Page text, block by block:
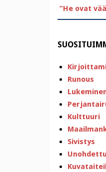
”He ovat
Runous
Kulttuuri
Sivistys